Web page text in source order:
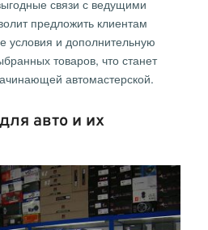
связи с ведущими
предложить клиентам
условия и дополнительную
товаров, что станет
автомастерской.
авто и их